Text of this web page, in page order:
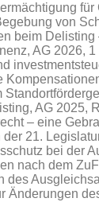
von
beim
AG 2026, 1
AG 2025,
– eine
21.
bei der
nach dem
des
Änderungen